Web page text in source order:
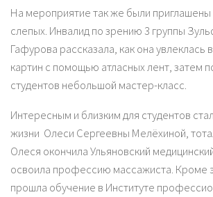
На мероприятие так же были
слепых. Инвалид по зрению 3 группы
Гафурова рассказала, как она увлеклась
картин с помощью атласных лент, затем
студентов небольшой мастер-класс.
Интересным и близким для студентов
жизни Олеси Сергеевны Мелёхиной,
Олеся окончила Ульяновский
освоила профессию массажиста. Кроме
прошла обучение в Институте